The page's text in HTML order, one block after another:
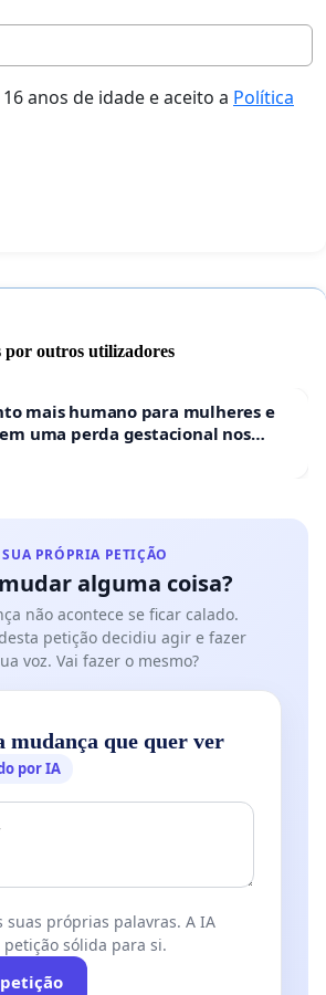
anos de idade e aceito a Política
por outros utilizadores
mais humano para mulheres e
uma perda gestacional nos
PRÓPRIA PETIÇÃO
alguma coisa?
não acontece se ficar calado.
petição decidiu agir e fazer
voz. Vai fazer o mesmo?
mudança que quer ver
por IA
suas próprias palavras. A IA
sólida para si.